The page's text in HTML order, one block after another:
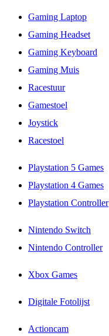
Gaming Laptop
Gaming Headset
Gaming Keyboard
Gaming Muis
Racestuur
Gamestoel
Joystick
Racestoel
Playstation 5 Games
Playstation 4 Games
Playstation Controller
Nintendo Switch
Nintendo Controller
Xbox Games
Digitale Fotolijst
Actioncam